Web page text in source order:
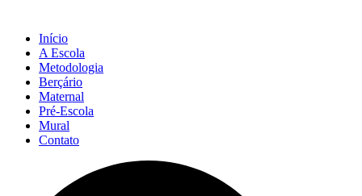
Início
A Escola
Metodologia
Berçário
Maternal
Pré-Escola
Mural
Contato